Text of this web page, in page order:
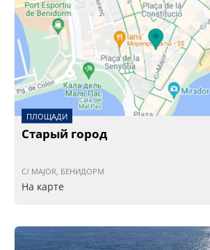
ПЛОЩАДИ
Старый город
C/ MAJOR, БЕНИДОРМ
На карте